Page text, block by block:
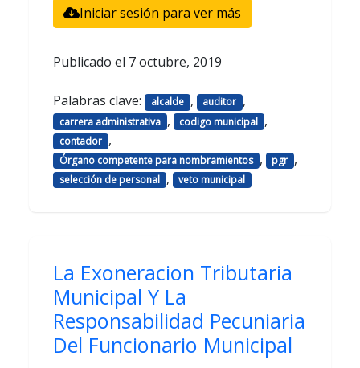
Iniciar sesión para ver más
Publicado el 7 octubre, 2019
Palabras clave: alcalde , auditor ,
carrera administrativa , codigo municipal ,
contador ,
Órgano competente para nombramientos , pgr ,
selección de personal , veto municipal
La Exoneracion Tributaria
Municipal Y La
Responsabilidad Pecuniaria
Del Funcionario Municipal